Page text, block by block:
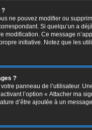
?
ne pouvez modifier ou
Si quelqu’un a
modification. Ce message
initiative. Notez que les
?
panneau de l’utilisateur.
l’option « Attacher ma
d’être ajoutée à un